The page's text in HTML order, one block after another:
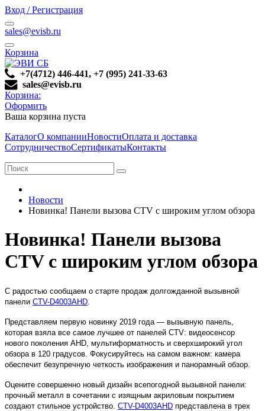
Вход / Регистрация
sales@evisb.ru
Корзина
+7(4712) 446-441, +7 (995) 241-33-63
sales@evisb.ru
Корзина:
Оформить
Ваша корзина пуста
КаталогО компанииНовостиОплата и доставка
СотрудничествоСертификатыКонтакты
Новости
Новинка! Панели вызова CTV с широким углом обзора
Новинка! Панели вызова
CTV с широким углом обзора
С радостью сообщаем о старте продаж долгожданной вызывной
панели CTV-D4003AHD
Представляем первую новинку 2019 года — вызывную панель,
которая взяла все самое лучшее от панелей CTV: видеосенсор
нового поколения AHD, мультиформатность и сверхширокий угол
обзора в 120 градусов. Фокусируйтесь на самом важном: камера
обеспечит безупречную четкость изображения и панорамный обзор.
Оцените совершенно новый дизайн всепогодной вызывной панели:
прочный металл в сочетании с изящным акриловым покрытием
создают стильное устройство. CTV-D4003AHD представлена в трех